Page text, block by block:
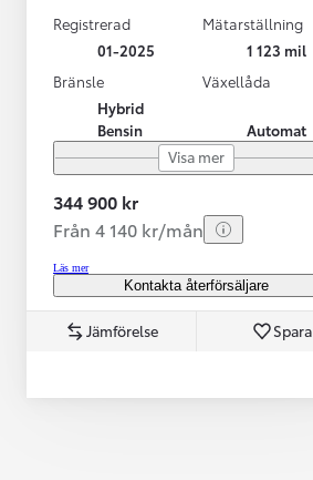
Registrerad
01-2025
Mätarställning
1 123 mil
Bränsle
Hybrid
Bensin
Växellåda
Automat
Visa mer
344 900 kr
Från 4 140 kr/mån
Läs mer
Kontakta återförsäljare
Jämförelse Spara